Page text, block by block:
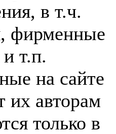
в т.ч.
фирменные
т.п.
на сайте
их авторам
только в